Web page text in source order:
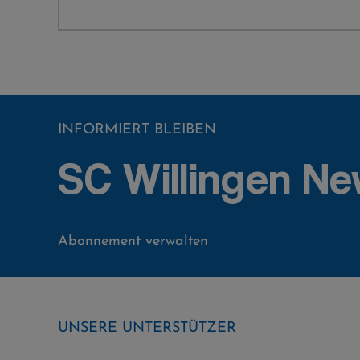
INFORMIERT BLEIBEN
SC Willingen
Abonnement verwalten
UNSERE UNTERSTÜTZER